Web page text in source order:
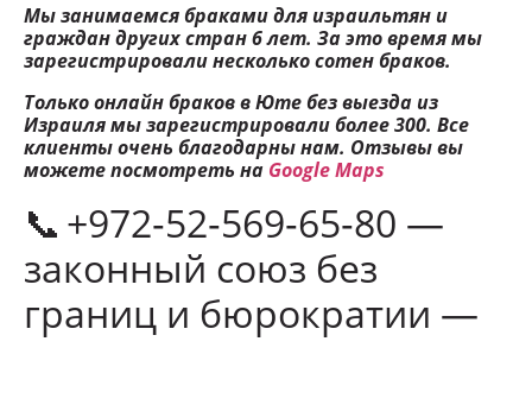
Мы занимаемся браками для израильтян и
граждан других стран 6 лет. За это время мы
зарегистрировали несколько сотен браков.
Только онлайн браков в Юте без выезда из
Израиля мы зарегистрировали более 300. Все
клиенты очень благодарны нам. Отзывы вы
можете посмотреть на Google Maps
📞 +972‑52‑569‑65‑80 —
законный союз без
границ и бюрократии —